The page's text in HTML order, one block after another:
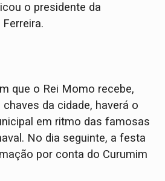
o presidente da
que o Rei Momo recebe,
da cidade, haverá o
em ritmo das famosas
No dia seguinte, a festa
por conta do Curumim